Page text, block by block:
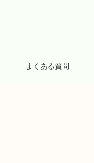
よくある質問